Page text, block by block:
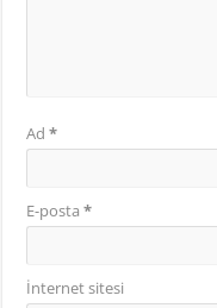
Ad*
E-posta*
İnternet sitesi